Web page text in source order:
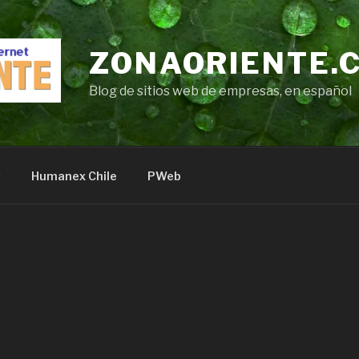
Blog de sitios web de empresas, en español
Humanex Chile PWeb